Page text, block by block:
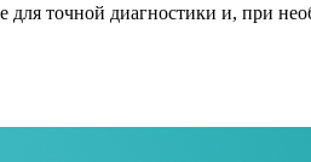
точной диагностики и, при